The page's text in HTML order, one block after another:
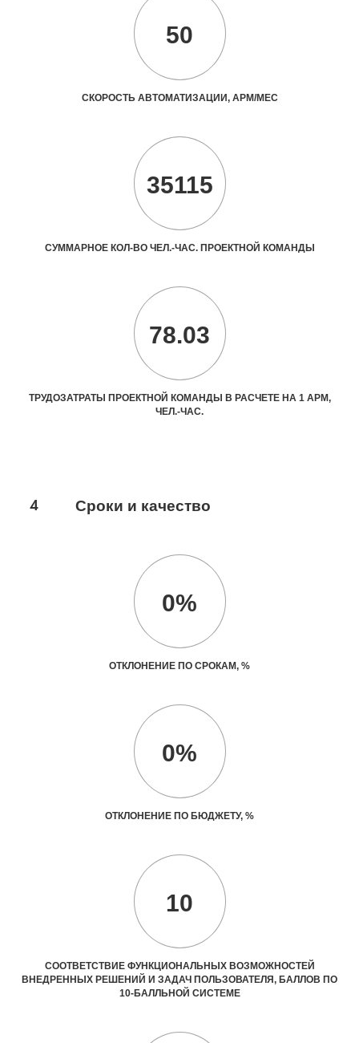
50
СКОРОСТЬ АВТОМАТИЗАЦИИ, АРМ/МЕС
35115
СУММАРНОЕ КОЛ-ВО ЧЕЛ.-ЧАС. ПРОЕКТНОЙ КОМАНДЫ
78.03
ТРУДОЗАТРАТЫ ПРОЕКТНОЙ КОМАНДЫ В РАСЧЕТЕ НА 1 АРМ,
ЧЕЛ.-ЧАС.
4 Сроки и качество
0%
ОТКЛОНЕНИЕ ПО СРОКАМ, %
0%
ОТКЛОНЕНИЕ ПО БЮДЖЕТУ, %
10
СООТВЕТСТВИЕ ФУНКЦИОНАЛЬНЫХ ВОЗМОЖНОСТЕЙ
ВНЕДРЕННЫХ РЕШЕНИЙ И ЗАДАЧ ПОЛЬЗОВАТЕЛЯ, БАЛЛОВ ПО
10-БАЛЛЬНОЙ СИСТЕМЕ